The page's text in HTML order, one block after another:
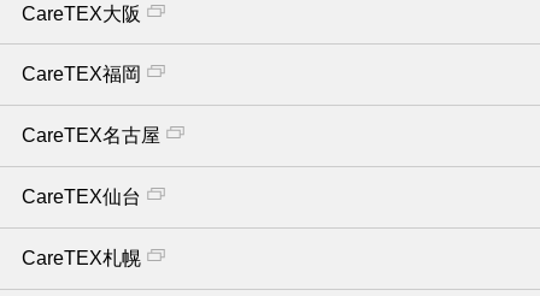
CareTEX大阪
CareTEX福岡
CareTEX名古屋
CareTEX仙台
CareTEX札幌